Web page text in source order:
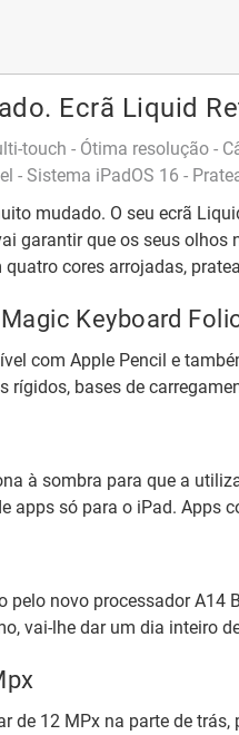
Ecrã Liquid
touch - Ótima resolução -
- Sistema iPadOS 16 -
mudado. O seu ecrã
garantir que os seus olhos
cores arrojadas,
Keyboard
com Apple Pencil e
rígidos, bases de
à sombra para que a
apps só para o iPad. Apps
pelo novo processador A14
vai-lhe dar um dia inteiro
de 12 MPx na parte de